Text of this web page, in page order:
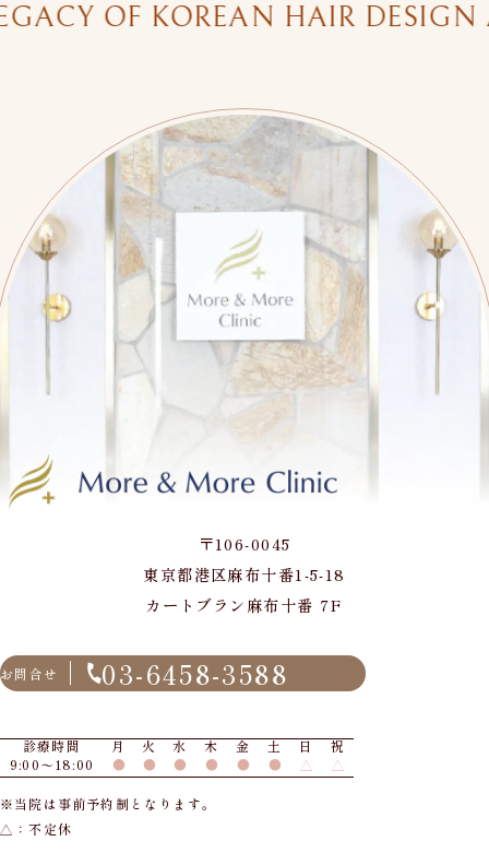
OF KOREAN HAIR DESIGN
〒106-0045
東京都港区麻布十番1-5-18
カートブラン麻布十番 7F
お問合せ 03-6458-3588
診療時間 月 火 水 木 金 土 日
祝
9:00〜18:00
● ● ● ● ● ● △ △
※当院は事前予約制となります。
△：不定休